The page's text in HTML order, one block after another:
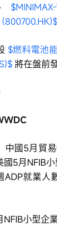
$燃料電池
將在盤前
中國5月貿
國5月NFIB
ADP就業人
NFIB小型企